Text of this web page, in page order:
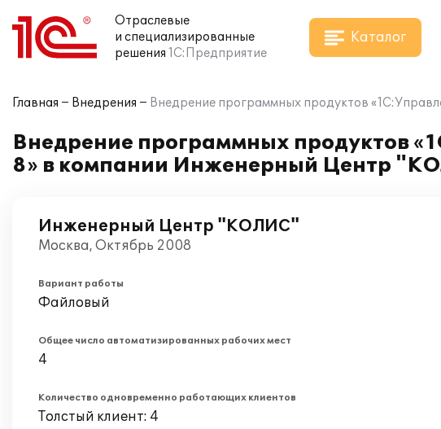
Отраслевые
и специализированные
решения 1С:Предприятие
Каталог
Главная Внедрения Внедрение программных продуктов
Внедрение программных продуктов
8» в компании Инженерный Центр
Инженерный Центр "КОЛИС"
Москва, Октябрь 2008
Вариант работы
Файловый
Общее число автоматизированных рабочих мест
4
Количество одновременно работающих клиентов
Толстый клиент: 4